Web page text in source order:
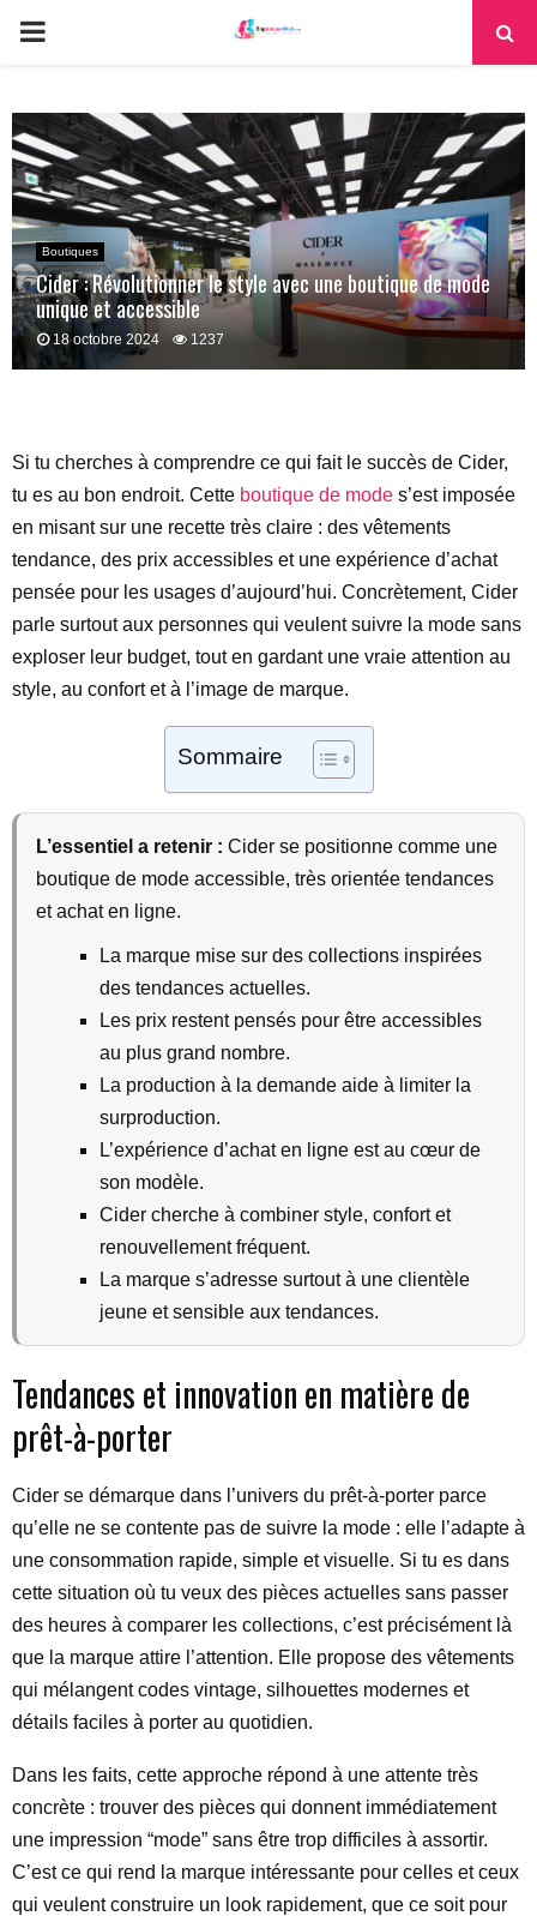
PRIMARY
Boutiques
Cider : Révolutionner le style avec une boutique de mode
unique et accessible
18 octobre 2024 1237
Si tu cherches à comprendre ce qui fait le succès de Cider,
tu es au bon endroit. Cette boutique de mode s’est imposée
en misant sur une recette très claire : des vêtements
tendance, des prix accessibles et une expérience d’achat
pensée pour les usages d’aujourd’hui. Concrètement, Cider
parle surtout aux personnes qui veulent suivre la mode sans
exploser leur budget, tout en gardant une vraie attention au
style, au confort et à l’image de marque.
Sommaire
L’essentiel a retenir : Cider se positionne comme une
boutique de mode accessible, très orientée tendances
et achat en ligne.
La marque mise sur des collections inspirées
des tendances actuelles.
Les prix restent pensés pour être accessibles
au plus grand nombre.
La production à la demande aide à limiter la
surproduction.
L’expérience d’achat en ligne est au cœur de
son modèle.
Cider cherche à combiner style, confort et
renouvellement fréquent.
La marque s’adresse surtout à une clientèle
jeune et sensible aux tendances.
Tendances et innovation en matière de
prêt-à-porter
Cider se démarque dans l’univers du prêt-à-porter parce
qu’elle ne se contente pas de suivre la mode : elle l’adapte à
une consommation rapide, simple et visuelle. Si tu es dans
cette situation où tu veux des pièces actuelles sans passer
des heures à comparer les collections, c’est précisément là
que la marque attire l’attention. Elle propose des vêtements
qui mélangent codes vintage, silhouettes modernes et
détails faciles à porter au quotidien.
Dans les faits, cette approche répond à une attente très
concrète : trouver des pièces qui donnent immédiatement
une impression “mode” sans être trop difficiles à assortir.
C’est ce qui rend la marque intéressante pour celles et ceux
qui veulent construire un look rapidement, que ce soit pour